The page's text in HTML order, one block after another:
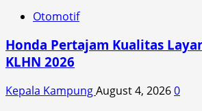
Otomotif
Honda Pertajam Kualitas
KLHN 2026
Kepala KampungAugust 4, 20260